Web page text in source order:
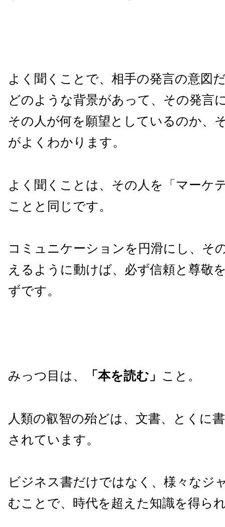
よく聞くことで、相手の発言の意図
どのような背景があって、その発言
その人が何を願望としているのか、
がよくわかります。
よく聞くことは、その人を「マーケ
ことと同じです。
コミュニケーションを円滑にし、そ
えるように動けば、必ず信頼と尊敬
ずです。
みっつ目は、 「本を読む」 こと。
人類の叡智の殆どは、文書、とくに
されています。
ビジネス書だけではなく、様々なジ
むことで、時代を超えた知識を得ら